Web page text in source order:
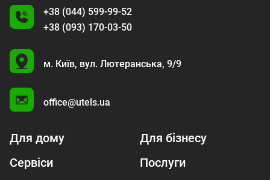
+38 (044) 599-99-52
+38 (093) 170-03-50
U
м. Київ, вул. Лютеранська, 9/9
office@utels.ua
Для дому
Для бізнесу
Сервіси
Послуги